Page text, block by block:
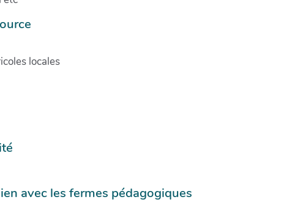
locales
avec les fermes pédagogiques